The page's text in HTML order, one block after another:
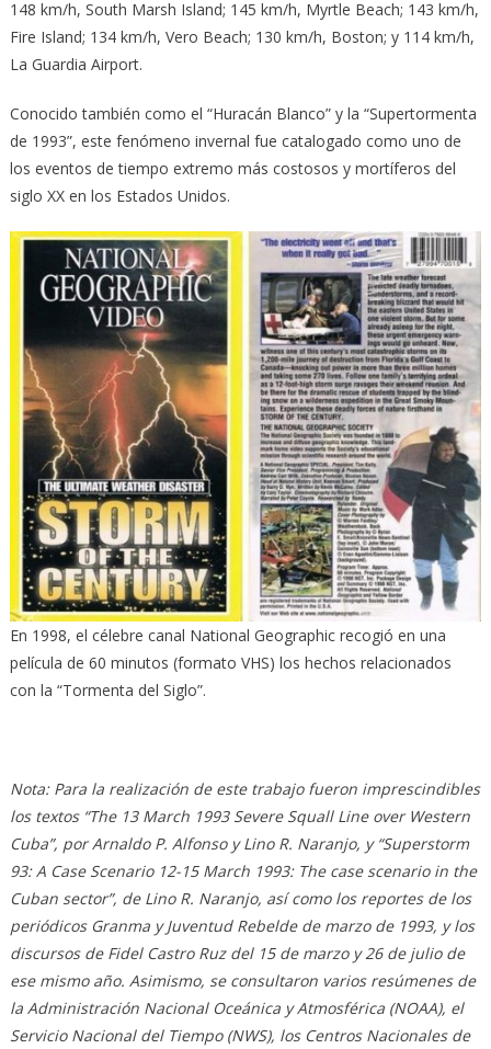
148 km/h, South Marsh Island; 145 km/h, Myrtle Beach; 143 km/h,
Fire Island; 134 km/h, Vero Beach; 130 km/h, Boston; y 114 km/h,
La Guardia Airport.
Conocido también como el “Huracán Blanco” y la “Supertormenta
de 1993”, este fenómeno invernal fue catalogado como uno de
los eventos de tiempo extremo más costosos y mortíferos del
siglo XX en los Estados Unidos.
En 1998, el célebre canal National Geographic recogió en una
película de 60 minutos (formato VHS) los hechos relacionados
con la “Tormenta del Siglo”.
Nota: Para la realización de este trabajo fueron imprescindibles
los textos “The 13 March 1993 Severe Squall Line over Western
Cuba”, por Arnaldo P. Alfonso y Lino R. Naranjo, y “Superstorm
93: A Case Scenario 12-15 March 1993: The case scenario in the
Cuban sector”, de Lino R. Naranjo, así como los reportes de los
periódicos Granma y Juventud Rebelde de marzo de 1993, y los
discursos de Fidel Castro Ruz del 15 de marzo y 26 de julio de
ese mismo año. Asimismo, se consultaron varios resúmenes de
la Administración Nacional Oceánica y Atmosférica (NOAA), el
Servicio Nacional del Tiempo (NWS), los Centros Nacionales de